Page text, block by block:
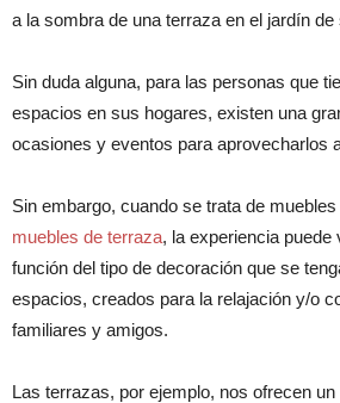
a la sombra de una terraza en el jardín de
Sin duda alguna, para las personas que
espacios en sus hogares, existen una
ocasiones y eventos para aprovecharlos
Sin embargo, cuando se trata de
muebles de terraza, la experiencia puede
función del tipo de decoración que se
espacios, creados para la relajación y/o
familiares y amigos.
Las terrazas, por ejemplo, nos ofrecen